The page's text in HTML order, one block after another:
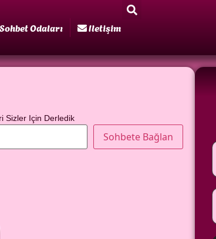
Sohbet Odaları Iletişim
Sizler Için Derledik